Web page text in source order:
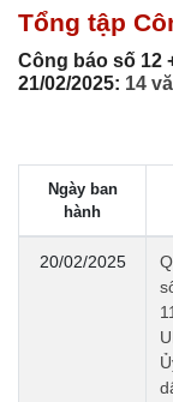
Tổng tập
Công báo số 12
21/02/2025: 14
Ngày ban
hành
20/02/2025